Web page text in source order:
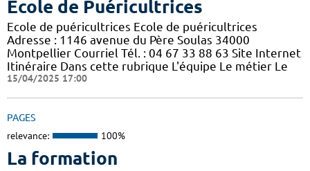
Ecole de Puéricultrices
Ecole de puéricultrices Ecole de puéricultrices
Adresse : 1146 avenue du Père Soulas 34000
Montpellier Courriel Tél. : 04 67 33 88 63 Site Internet
Itinéraire Dans cette rubrique L'équipe Le métier Le
15/04/2025 17:00
PAGES
relevance: 100%
La formation